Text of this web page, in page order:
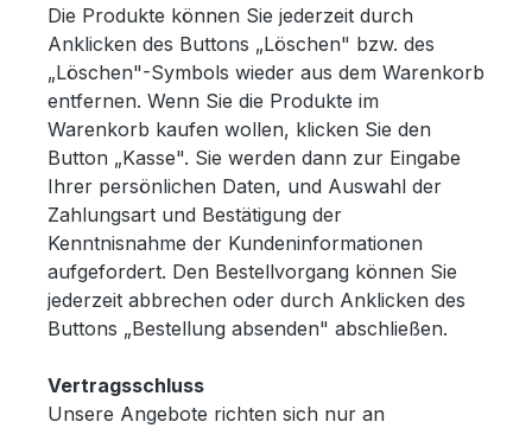
Die Produkte können Sie jederzeit durch
Anklicken des Buttons „Löschen" bzw. des
„Löschen"-Symbols wieder aus dem Warenkorb
entfernen. Wenn Sie die Produkte im
Warenkorb kaufen wollen, klicken Sie den
Button „Kasse". Sie werden dann zur Eingabe
Ihrer persönlichen Daten, und Auswahl der
Zahlungsart und Bestätigung der
Kenntnisnahme der Kundeninformationen
aufgefordert. Den Bestellvorgang können Sie
jederzeit abbrechen oder durch Anklicken des
Buttons „Bestellung absenden" abschließen.
Vertragsschluss
Unsere Angebote richten sich nur an